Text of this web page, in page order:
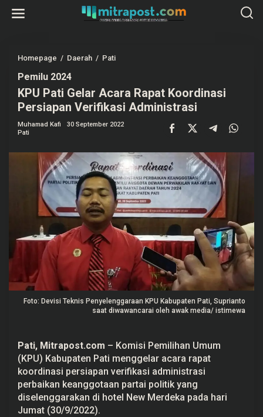
Homepage / Daerah / Pati
a
i
G
e
r
A
c
a
r
a
R
a
p
a
o
r
d
n
a
P
e
r
i
a
p
a
Pemilu 2024
KPU Pati Gelar Acara Rapat Koordinasi
Persiapan Verifikasi Administrasi
Muhamad Kafi
30 September 2022
Pati
Foto: Devisi Teknis Penyelenggaraan KPU Kabupaten Pati, Suprianto
saat diwawancarai oleh awak media/ istimewa
Pati, Mitrapost.com – Komisi Pemilihan Umum
(KPU) Kabupaten Pati menggelar acara rapat
koordinasi persiapan verifikasi administrasi
perbaikan keanggotaan partai politik yang
diselenggarakan di hotel New Merdeka pada hari
Jumat (30/9/2022).